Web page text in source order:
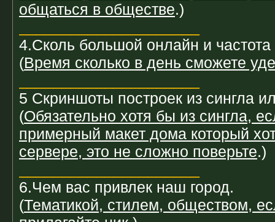
общаться в обществе.)
4.Сколь большой онлайн и
(Время сколько в день сможете
5 Скриншоты построек из сингла
(Обязательно хотя бы из сингла,
примерный макет дома который
сервере, это не сложно поверьте.)
6.Чем вас привлек наш город.
(Тематикой, стилем, обществом,